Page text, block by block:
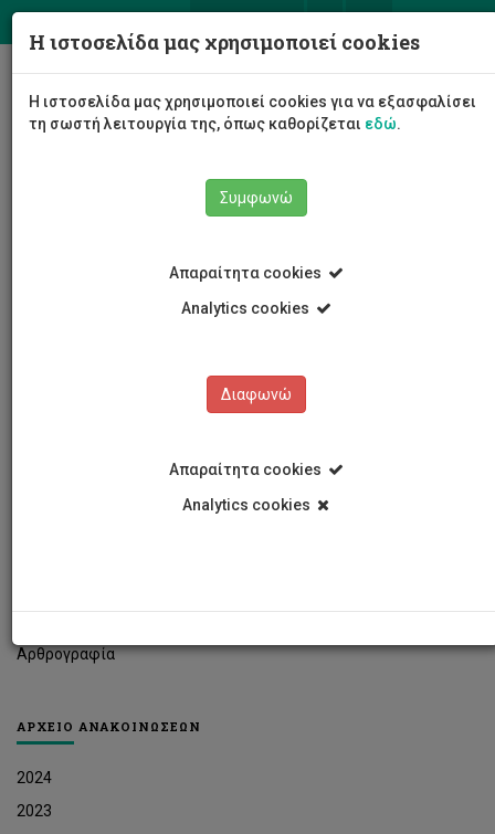
Αρθρογραφία
ΑΡΧΕΙΟ ΑΝΑΚΟΙΝΩΣΕΩΝ
2024
2023
Η ιστοσελίδα μας χρησιμοποιεί cookies
Η ιστοσελίδα μας χρησιμοποιεί cookies για να εξασφαλίσει
τη σωστή λειτουργία της, όπως καθορίζεται εδώ.
Συμφωνώ
Απαραίτητα cookies
Analytics cookies
Διαφωνώ
Απαραίτητα cookies
Analytics cookies